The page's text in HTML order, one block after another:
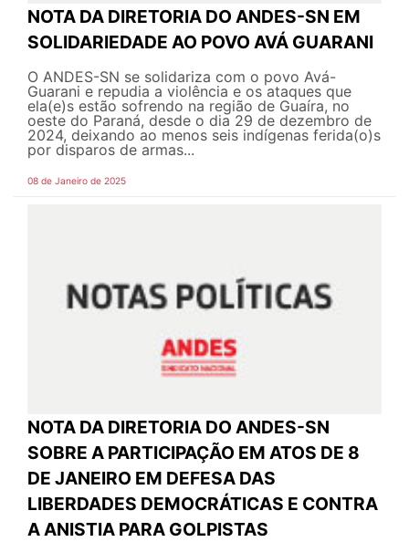
NOTA DA DIRETORIA DO ANDES-SN EM
SOLIDARIEDADE AO POVO AVÁ GUARANI
O ANDES-SN se solidariza com o povo Avá-
Guarani e repudia a violência e os ataques que
ela(e)s estão sofrendo na região de Guaíra, no
oeste do Paraná, desde o dia 29 de dezembro de
2024, deixando ao menos seis indígenas ferida(o)s
por disparos de armas...
08 de Janeiro de 2025
NOTA DA DIRETORIA DO ANDES-SN
SOBRE A PARTICIPAÇÃO EM ATOS DE 8
DE JANEIRO EM DEFESA DAS
LIBERDADES DEMOCRÁTICAS E CONTRA
A ANISTIA PARA GOLPISTAS